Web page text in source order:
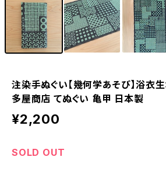
注染手ぬぐい【幾何学あそび】浴衣
多屋商店 てぬぐい 亀甲 日本製
¥2,200
SOLD OUT